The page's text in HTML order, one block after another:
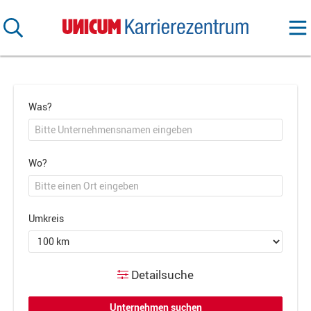
Was?
Wo?
Umkreis
Detailsuche